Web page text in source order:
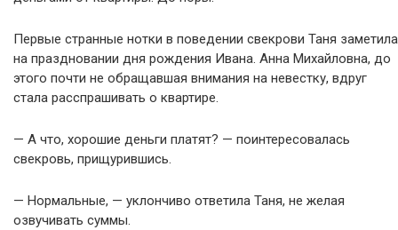
Первые странные нотки в поведении свекрови Таня заметила
на праздновании дня рождения Ивана. Анна Михайловна, до
этого почти не обращавшая внимания на невестку, вдруг
стала расспрашивать о квартире.
— А что, хорошие деньги платят? — поинтересовалась
свекровь, прищурившись.
— Нормальные, — уклончиво ответила Таня, не желая
озвучивать суммы.